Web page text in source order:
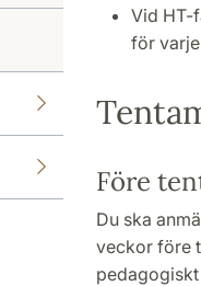
Vid HT-
för
Före
Du ska
veckor före